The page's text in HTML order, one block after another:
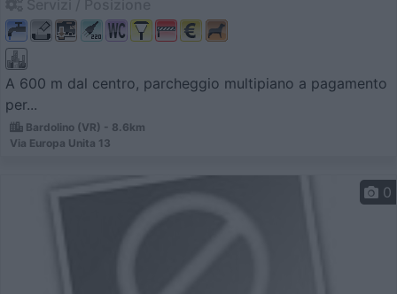
A 600 m dal centro, parcheggio multipiano a pagamento
per...
Bardolino (VR) - 8.6km
Via Europa Unita 13
0